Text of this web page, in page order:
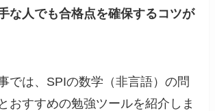
な人でも合格点を確保するコツが
では、SPIの数学（非言語）の問
おすすめの勉強ツールを紹介しま